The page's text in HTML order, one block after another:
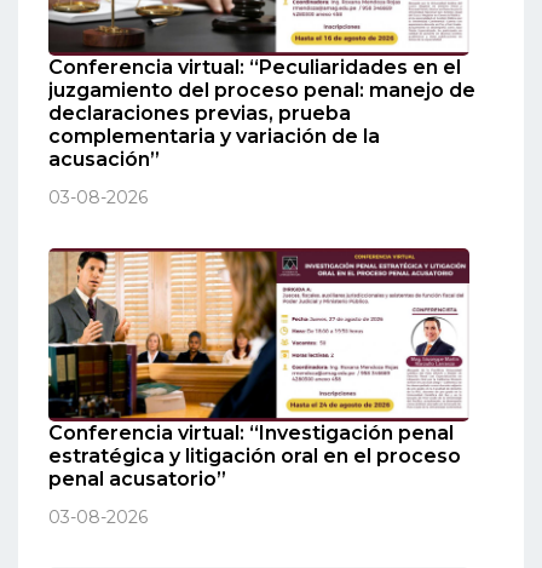
Conferencia virtual: “Peculiaridades en el
juzgamiento del proceso penal: manejo de
declaraciones previas, prueba
complementaria y variación de la
acusación”
03-08-2026
Conferencia virtual: “Investigación penal
estratégica y litigación oral en el proceso
penal acusatorio”
03-08-2026